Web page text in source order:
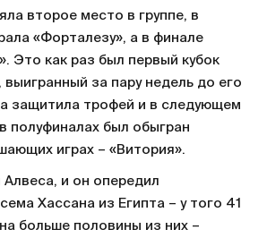
второе место в группе, в
«Форталезу», а в финале
Это как раз был первый кубок
выигранный за пару недель до его
защитила трофей и в следующем
полуфиналах был обыгран
играх – «Витория».
и он опередил
Хассана из Египта – у того 41
больше половины из них –